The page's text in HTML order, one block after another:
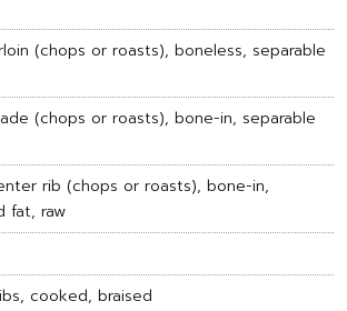
(chops or roasts), boneless, separable
(chops or roasts), bone-in, separable
rib (chops or roasts), bone-in,
fat, raw
cooked, braised